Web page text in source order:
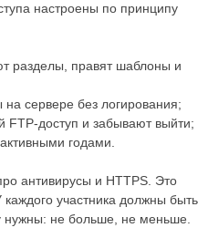
настроены по принципу
разделы, правят шаблоны и
сервере без логирования;
FTP-доступ и забывают выйти;
годами.
антивирусы и HTTPS. Это
участника должны быть
нужны: не больше, не меньше.